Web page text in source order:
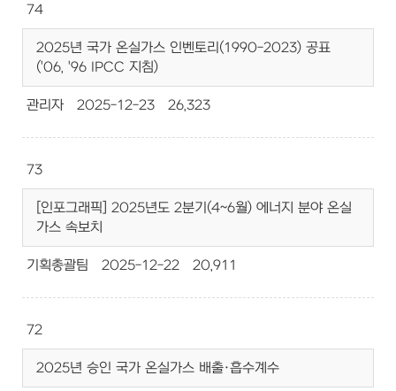
74
2025년 국가 온실가스 인벤토리(1990-2023) 공표
('06, '96 IPCC 지침)
관리자 2025-12-23 26,323
73
[인포그래픽] 2025년도 2분기(4~6월) 에너지 분야 온실
가스 속보치
기획총괄팀 2025-12-22 20,911
72
2025년 승인 국가 온실가스 배출·흡수계수